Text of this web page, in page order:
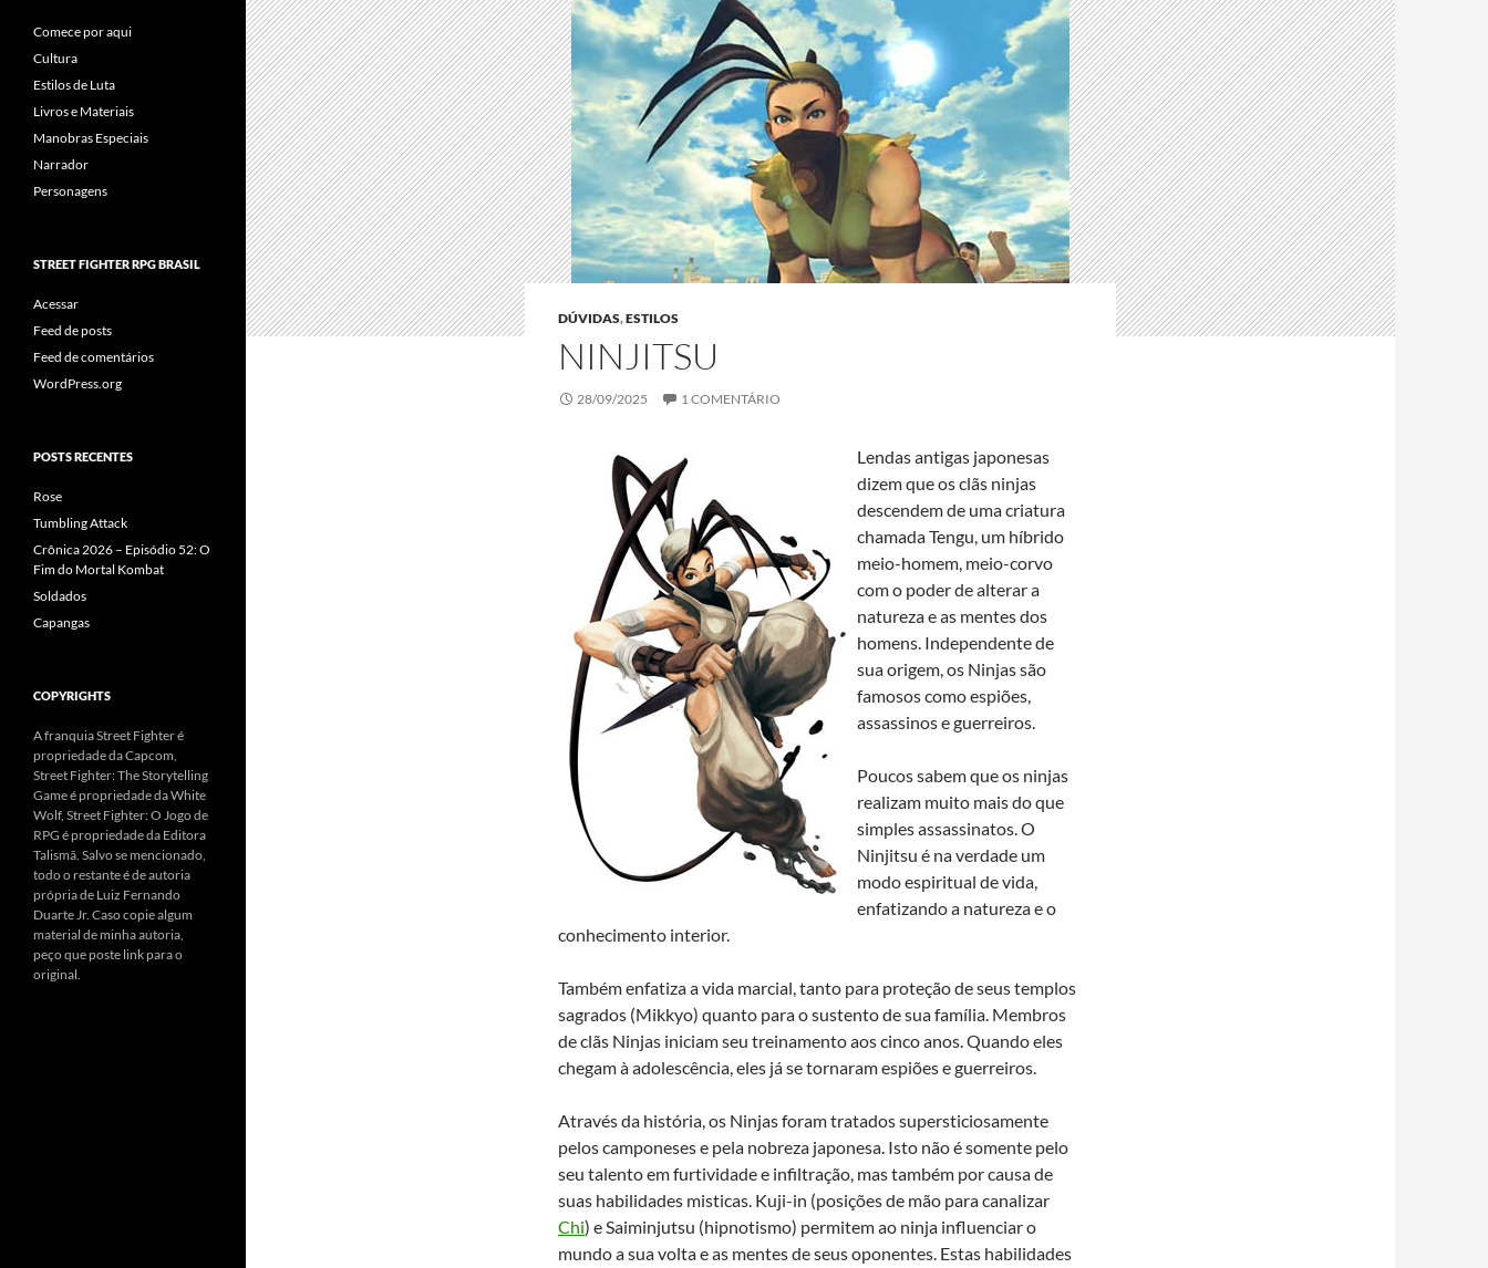
DÚVIDAS,ESTILOS
NINJITSU
28/09/2025 1 COMENTÁRIO
Lendas antigas japonesas
dizem que os clãs ninjas
descendem de uma criatura
chamada Tengu, um híbrido
meio-homem, meio-corvo
com o poder de alterar a
natureza e as mentes dos
homens. Independente de
sua origem, os Ninjas são
famosos como espiões,
assassinos e guerreiros.
Poucos sabem que os ninjas
realizam muito mais do que
simples assassinatos. O
Ninjitsu é na verdade um
modo espiritual de vida,
enfatizando a natureza e o
conhecimento interior.
Também enfatiza a vida marcial, tanto para proteção de seus templos
sagrados (Mikkyo) quanto para o sustento de sua família. Membros
de clãs Ninjas iniciam seu treinamento aos cinco anos. Quando eles
chegam à adolescência, eles já se tornaram espiões e guerreiros.
Através da história, os Ninjas foram tratados supersticiosamente
pelos camponeses e pela nobreza japonesa. Isto não é somente pelo
seu talento em furtividade e infiltração, mas também por causa de
suas habilidades misticas. Kuji-in (posições de mão para canalizar
Chi) e Saiminjutsu (hipnotismo) permitem ao ninja influenciar o
mundo a sua volta e as mentes de seus oponentes. Estas habilidades
Comece por aqui
Cultura
Estilos de Luta
Livros e Materiais
Manobras Especiais
Narrador
Personagens
STREET FIGHTER RPG BRASIL
Acessar
Feed de posts
Feed de comentários
WordPress.org
POSTS RECENTES
Rose
Tumbling Attack
Crônica 2026 – Episódio 52: O
Fim do Mortal Kombat
Soldados
Capangas
COPYRIGHTS
A franquia Street Fighter é
propriedade da Capcom,
Street Fighter: The Storytelling
Game é propriedade da White
Wolf, Street Fighter: O Jogo de
RPG é propriedade da Editora
Talismã. Salvo se mencionado,
todo o restante é de autoria
própria de Luiz Fernando
Duarte Jr. Caso copie algum
material de minha autoria,
peço que poste link para o
original.